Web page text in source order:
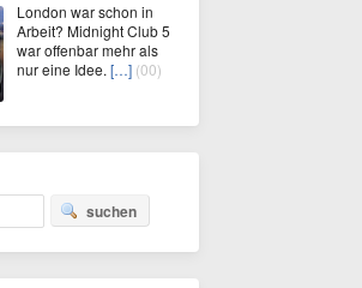
London war schon in
Arbeit? Midnight Club 5
war offenbar mehr als
nur eine Idee. […] (00)
suchen